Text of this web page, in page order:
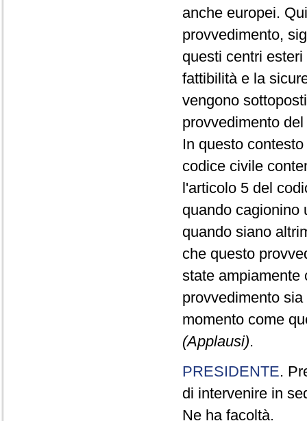
anche europei.
provvedimento,
questi centri
fattibilità e la
vengono
provvedimento
In questo
codice civile
l'articolo 5 del
quando cagionino
quando siano
che questo
state ampiamente
provvedimento
momento come
(Applausi).
PRESIDENTE.
di intervenire in
Ne ha facoltà.